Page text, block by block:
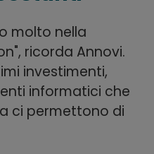
molto nella
ricorda Annovi.
investimenti,
informatici che
ci permettono di